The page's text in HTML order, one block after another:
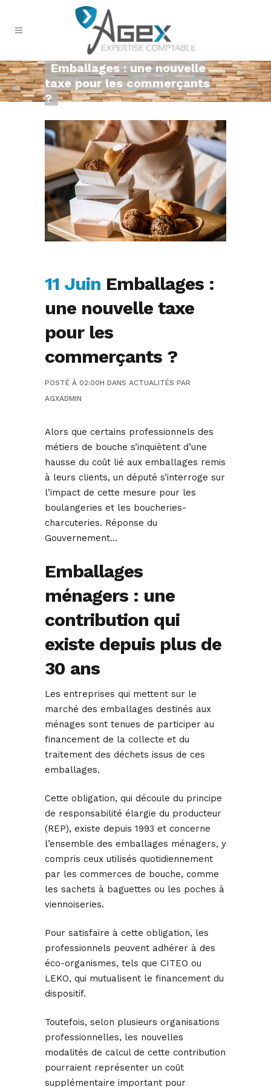
Emballages : une nouvelle
taxe pour les commerçants
?
11 Juin Emballages :
une nouvelle taxe
pour les
commerçants ?
POSTÉ À 02:00H DANS ACTUALITÉS PAR
AGXADMIN
Alors que certains professionnels des
métiers de bouche s’inquiètent d’une
hausse du coût lié aux emballages remis
à leurs clients, un député s’interroge sur
l’impact de cette mesure pour les
boulangeries et les boucheries-
charcuteries. Réponse du
Gouvernement…
Emballages
ménagers : une
contribution qui
existe depuis plus de
30 ans
Les entreprises qui mettent sur le
marché des emballages destinés aux
ménages sont tenues de participer au
financement de la collecte et du
traitement des déchets issus de ces
emballages.
Cette obligation, qui découle du principe
de responsabilité élargie du producteur
(REP), existe depuis 1993 et concerne
l’ensemble des emballages ménagers, y
compris ceux utilisés quotidiennement
par les commerces de bouche, comme
les sachets à baguettes ou les poches à
viennoiseries.
Pour satisfaire à cette obligation, les
professionnels peuvent adhérer à des
éco-organismes, tels que CITEO ou
LEKO, qui mutualisent le financement du
dispositif.
Toutefois, selon plusieurs organisations
professionnelles, les nouvelles
modalités de calcul de cette contribution
pourraient représenter un coût
supplémentaire important pour